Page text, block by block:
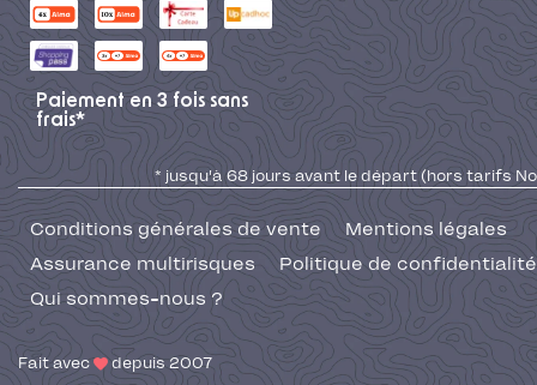
Paiement en 3 fois sans
frais*
* jusqu'à 68 jours avant le départ (hors tarifs No
Conditions générales de vente
Mentions légales
Assurance multirisques
Politique de confidentialité
Qui sommes-nous ?
Fait avec depuis 2007